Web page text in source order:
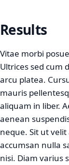
Results
Vitae morbi
Ultrices sed cum
arcu platea.
mauris
aliquam in liber.
aenean
neque. Sit ut
accumsan nulla
nisi. Diam varius